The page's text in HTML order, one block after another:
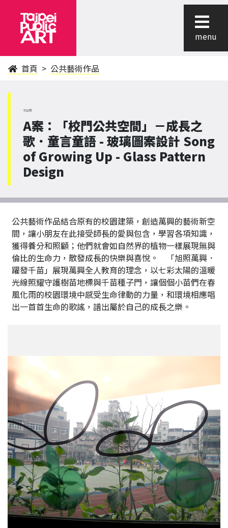
menu
首頁 公共藝術作品
文山區
A案：「校門公共空間」－成長之
歌．童言童語 - 玻璃圖案設計 Song
of Growing Up - Glass Pattern
Design
公共藝術作品結合原有的校園建築，創造萬興的藝術新空
間，讓小朋友在此接受師長的愛與包含，學習各項知識，
獲得養分和照顧；他們就會如自然界的植物一樣展現無與
倫比的生命力，散發成長的快樂與喜悅。 「旭照萬興．
躍發千苗」展現萬興全人教育的理念，以七彩太陽的溫暖
光線照耀守護樹苗地標與千苗種子門，讓個個小苗們在春
風化雨的校園環境中感受生命律動的力量，和環境相應唱
出一首首生命的歌謠，譜出屬於自己的成長之樂。